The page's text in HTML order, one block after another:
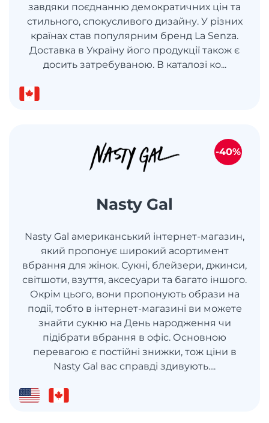
завдяки поєднанню демократичних цін та
стильного, спокусливого дизайну. У різних
країнах став популярним бренд La Senza.
Доставка в Україну його продукції також є
досить затребуваною. В каталозі ко...
Nasty Gal
Nasty Gal американський інтернет-магазин,
який пропонує широкий асортимент
вбрання для жінок. Сукні, блейзери, джинси,
світшоти, взуття, аксесуари та багато іншого.
Окрім цього, вони пропонують образи на
події, тобто в інтернет-магазині ви можете
знайти сукню на День народження чи
підібрати вбрання в офіс. Основною
перевагою є постійні знижки, тож ціни в
Nasty Gal вас справді здивують....
-40%